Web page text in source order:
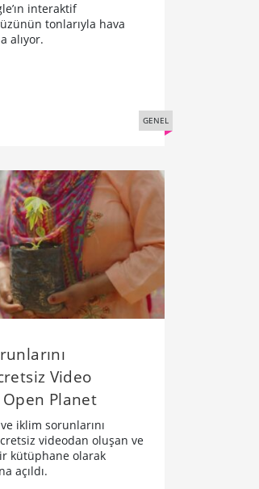
interaktif
tonlarıyla hava
alıyor.
GENEL
Video
Planet
iklim sorunlarını
videodan oluşan ve
kütüphane olarak
açıldı.